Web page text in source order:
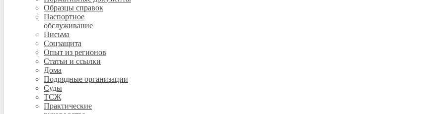
Образцы справок
Паспортное
обслуживание
Письма
Соцзащита
Опыт из регионов
Статьи и ссылки
Дома
Подрядные организации
Суды
ТСЖ
Практические